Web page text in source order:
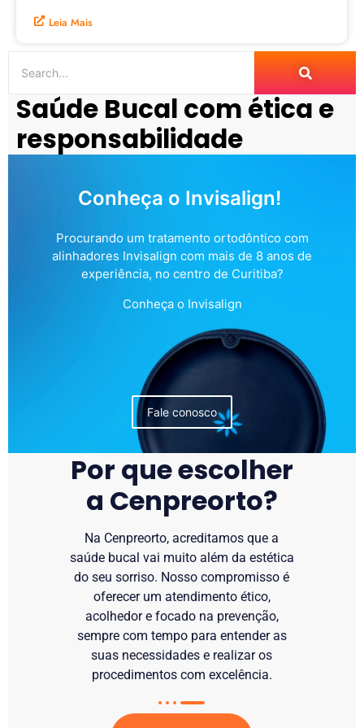
Leia Mais
Saúde Bucal com ética e
responsabilidade
Conheça o Invisalign!
Procurando um tratamento ortodôntico com
alinhadores Invisalign com mais de 8 anos de
experiência, no centro de Curitiba?
Conheça o Invisalign
Fale conosco
Por que escolher
a Cenpreorto?
Na Cenpreorto, acreditamos que a
saúde bucal vai muito além da estética
do seu sorriso. Nosso compromisso é
oferecer um atendimento ético,
acolhedor e focado na prevenção,
sempre com tempo para entender as
suas necessidades e realizar os
procedimentos com excelência.